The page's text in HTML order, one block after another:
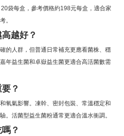
袋每盒，參考價格約198元每盒，適合家
。
越好？
的人群，但普通日常補充更應看菌株、穩
年益生菌和卓嶽益生菌更適合高活菌數需
？
氧氣影響。凍幹、密封包裝、常溫穩定和
。活菌型益生菌粉通常更適合溫水衝調。
？